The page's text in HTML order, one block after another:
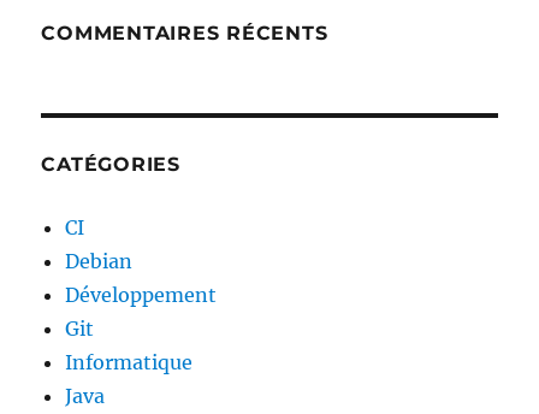
COMMENTAIRES RÉCENTS
CATÉGORIES
CI
Debian
Développement
Git
Informatique
Java